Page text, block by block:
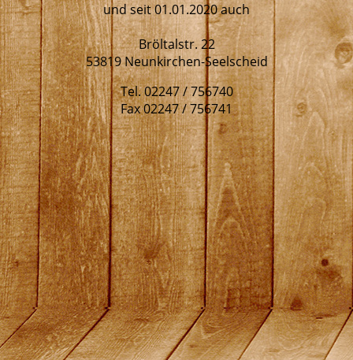
und seit 01.01.2020 auch
Bröltalstr. 22
53819 Neunkirchen-Seelscheid
Tel. 02247 / 756740
Fax 02247 / 756741